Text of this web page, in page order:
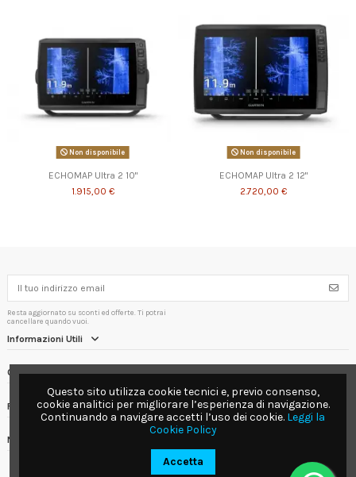
Non disponibile
ECHOMAP Ultra 2 10"
1.915,00 €
Non disponibile
ECHOMAP Ultra 2 12"
2.720,00 €
Resta aggiornato su sconti ed offerte. Ti potrai
cancellare quando vuoi.
Informazioni Utili
Contact us
Follow us
Newsletter
Questo sito utilizza cookie tecnici e, previo consenso,
cookie analitici per migliorare l’esperienza di navigazione.
Continuando a navigare accetti l’uso dei cookie. Leggi la
Cookie Policy
Accetta